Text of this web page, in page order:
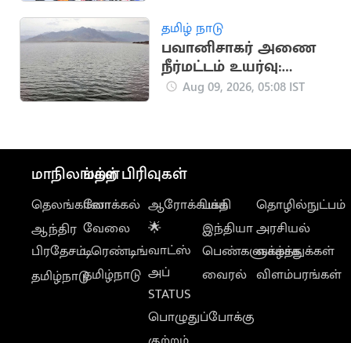
தமிழ் நாடு
பவானிசாகர் அணை
நீர்மட்டம் உயர்வு:
விவசாயிகள் மகிழ்ச்சி
Aug 09, 2026, 05:08 IST
மாநிலங்கள்
தெலங்கானா
ஆந்திர
பிரதேசம்
தமிழ்நாடு
மற்ற பிரிவுகள்
லோக்கல்
வேலை
டிரெண்டிங்
தமிழ்நாடு
ஆரோக்கியம்
🌟
வாட்ஸ்
அப்
STATUS
பொழுதுப்போக்கு
பக்தி
இந்தியா
பெண்களுக்காக
வைரல்
தொழில்நுட்பம்
அரசியல்
வாழ்த்துக்கள்
விளம்பரங்கள்